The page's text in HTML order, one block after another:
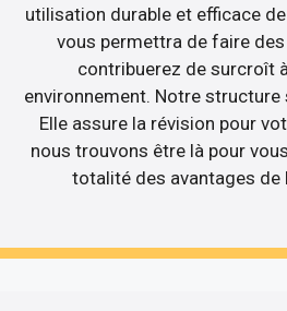
utilisation durable et efficace
vous permettra de faire
contribuerez de surcroît
environnement. Notre structure
Elle assure la révision pour
nous trouvons être là pour
totalité des avantages de